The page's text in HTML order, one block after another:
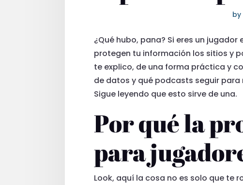
by
¿Qué hubo, pana? Si eres un
protegen tu información los sitios y
te explico, de una forma práctica y
de datos y qué podcasts seguir
Sigue leyendo que esto sirve de una.
Por qué la
para
Look, aquí la cosa no es solo que te